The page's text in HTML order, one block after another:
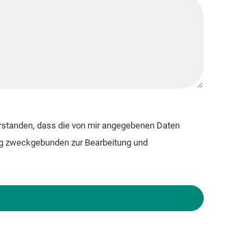
dass die von mir angegebenen Daten
zur Bearbeitung und